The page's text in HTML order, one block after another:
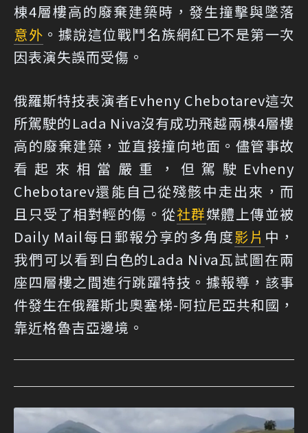
棟4層樓高的廢棄建築時，發生撞擊與墜落
意外 。據說這位戰鬥名族網紅已不是第一次
因表演失誤而受傷。
俄羅斯特技表演者Evheny Chebotarev這次
所駕駛的Lada Niva沒有成功飛越兩棟4層樓
高的廢棄建築，並直接撞向地面。儘管事故
看起來相當嚴重，但駕駛Evheny
Chebotarev還能自己從殘骸中走出來，而
且只受了相對輕的傷。從社群媒體上傳並被
Daily Mail每日郵報分享的多角度影片 中，
我們可以看到白色的Lada Niva瓦試圖在兩
座四層樓之間進行跳躍特技。據報導，該事
件發生在俄羅斯北奧塞梯-阿拉尼亞共和國，
靠近格魯吉亞邊境。